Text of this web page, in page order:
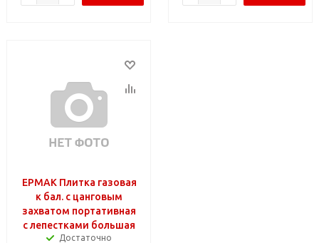
ЕРМАК Плитка газовая
к бал. с цанговым
захватом портативная
с лепестками большая
Достаточно